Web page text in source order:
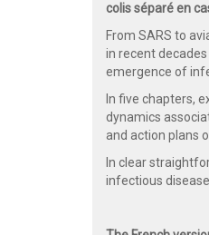
colis séparé en
From SARS to
in recent
emergence of
In five chapters,
dynamics
and action plans
In clear
infectious